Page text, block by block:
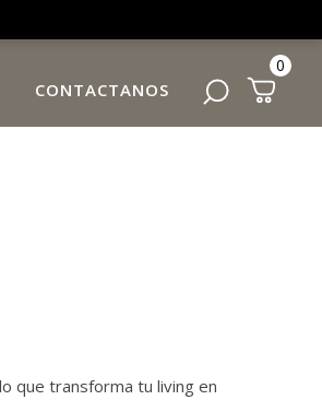
0
CONTACTANOS
que transforma tu living en